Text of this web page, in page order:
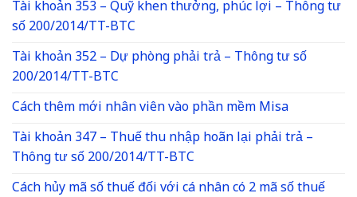
Tài khoản 353 – Quỹ khen thưởng, phúc lợi – Thông tư
số 200/2014/TT-BTC
Tài khoản 352 – Dự phòng phải trả – Thông tư số
200/2014/TT-BTC
Cách thêm mới nhân viên vào phần mềm Misa
Tài khoản 347 – Thuế thu nhập hoãn lại phải trả –
Thông tư số 200/2014/TT-BTC
Cách hủy mã số thuế đối với cá nhân có 2 mã số thuế